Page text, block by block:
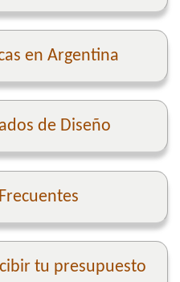
en Argentina
de Diseño
tu presupuesto